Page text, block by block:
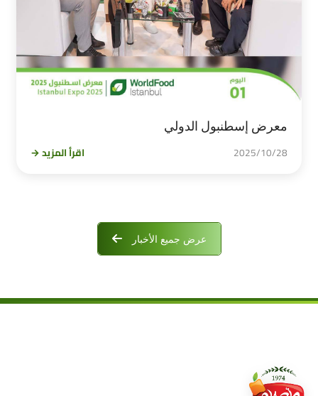
معرض إسطنبول الدولي
2025/10/28 اقرأ المزيد →
عرض جميع الأخبار